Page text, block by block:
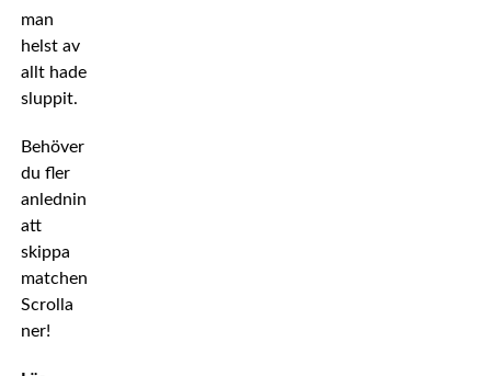
man
helst av
allt hade
sluppit.
Behöver
du fler
anledningar
att
skippa
matchen?
Scrolla
ner!